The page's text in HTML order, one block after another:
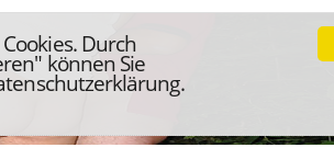
Durch
können Sie